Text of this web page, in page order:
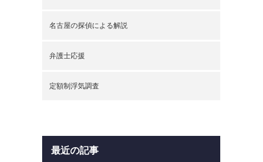
名古屋の探偵による解説
弁護士応援
定額制浮気調査
最近の記事